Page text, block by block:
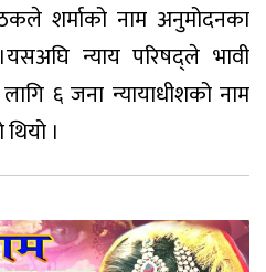
शर्माको नाम अनुमोदनका
न्याय परिषद्ले भावी
लागि ६ जना न्यायाधीशको नाम
।